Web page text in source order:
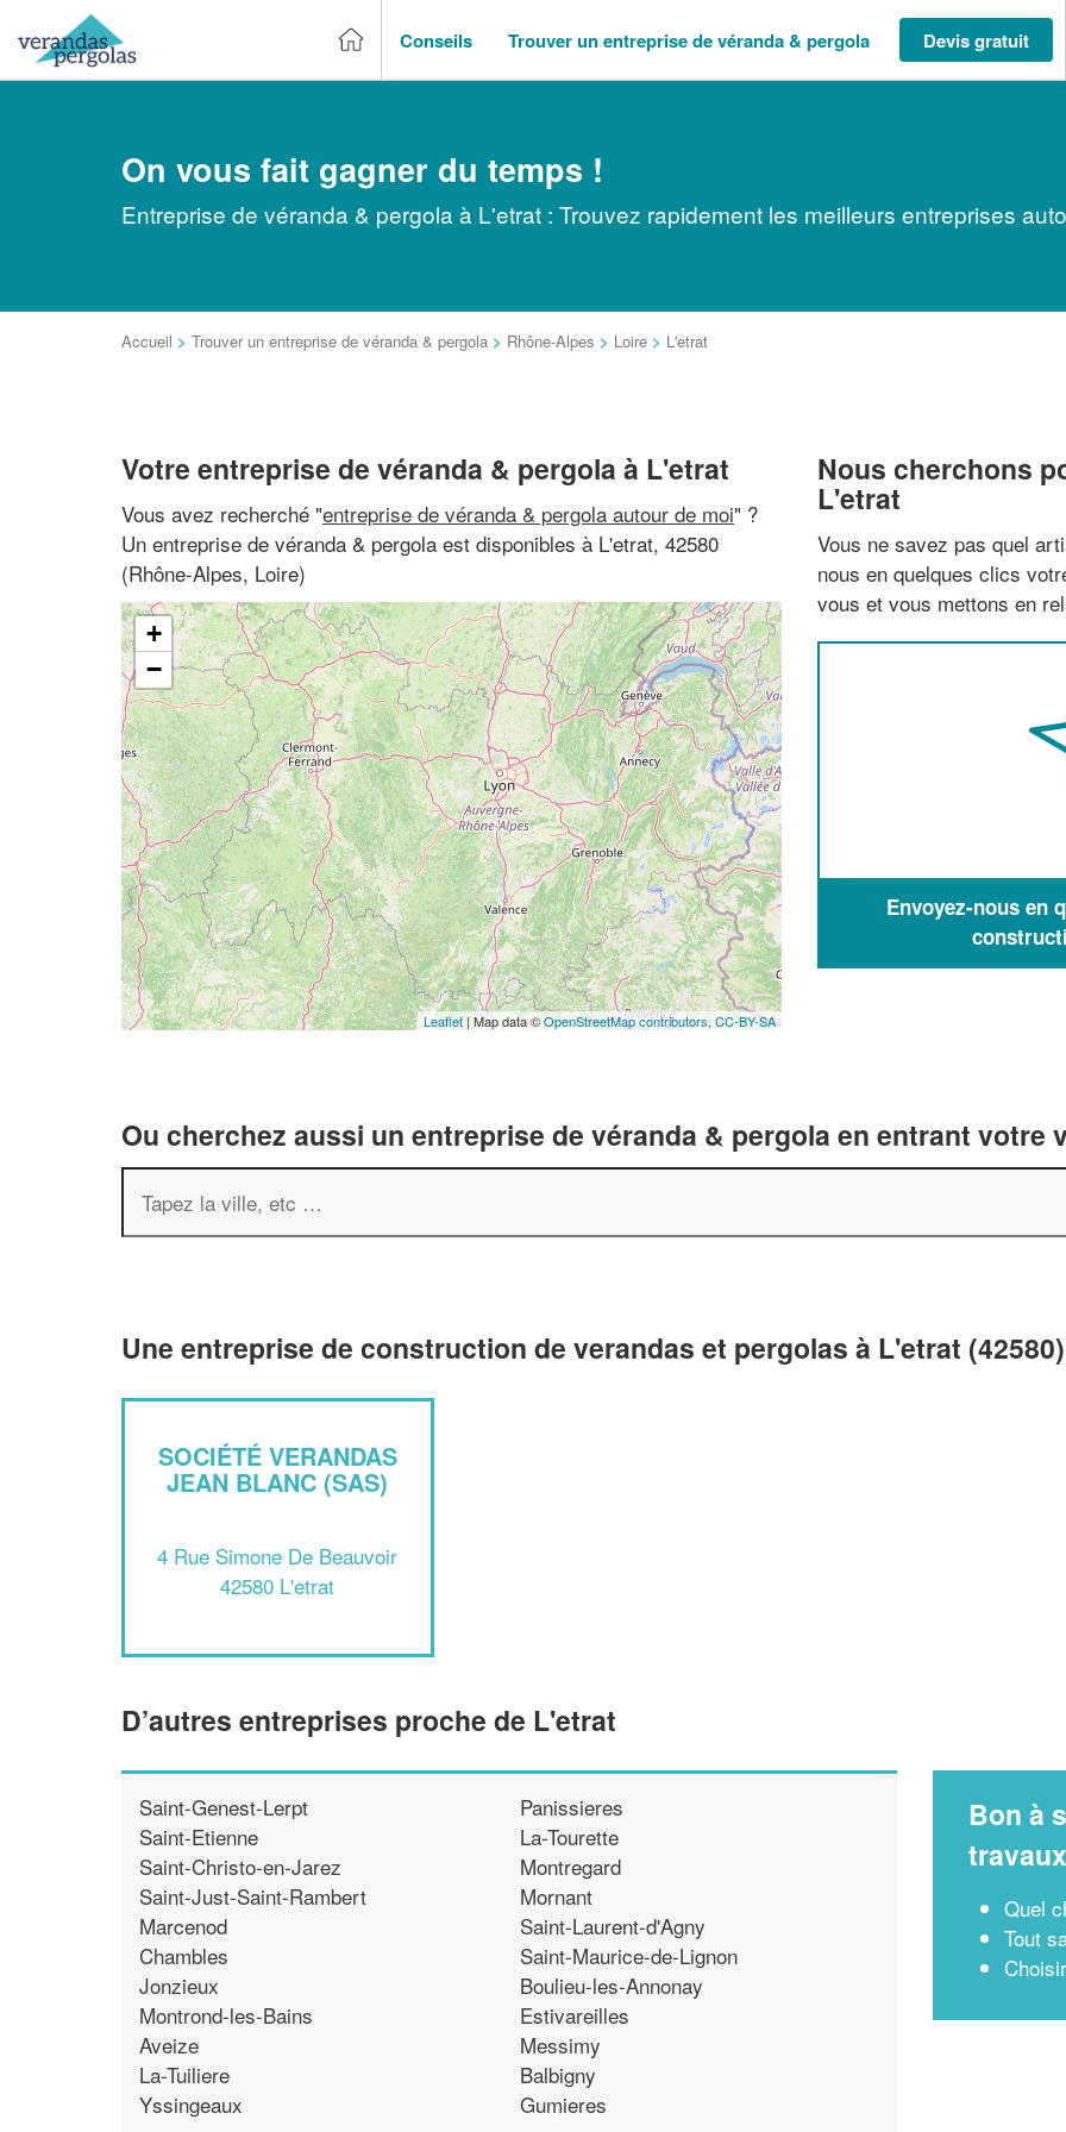
Conseils Trouver un entreprise de véranda & pergola Devis gratuit
On vous fait gagner du temps !
Entreprise de véranda & pergola à L'etrat : Trouvez rapidement les meilleurs entreprises
Accueil > Trouver un entreprise de véranda & pergola > Rhône-Alpes > Loire > L'etrat
Votre entreprise de véranda & pergola à L'etrat
Vous avez recherché "entreprise de véranda & pergola autour de moi" ?
Un entreprise de véranda & pergola est disponibles à L'etrat, 42580
(Rhône-Alpes, Loire)
+
−
Leaflet | Map data ©OpenStreetMap contributors, CC-BY-SA
Nous cherchons
L'etrat
Vous ne savez pas quel
nous en quelques clics
vous et vous mettons en
Envoyez-nous en
Ou cherchez aussi un entreprise de véranda & pergola en entrant
Une entreprise de construction de verandas et pergolas à L'etrat (42580)
SOCIÉTÉ VERANDAS
JEAN BLANC (SAS)
4 Rue Simone De Beauvoir
42580 L'etrat
D’autres entreprises proche de L'etrat
Saint-Genest-Lerpt
Saint-Etienne
Saint-Christo-en-Jarez
Saint-Just-Saint-Rambert
Marcenod
Chambles
Jonzieux
Montrond-les-Bains
Aveize
La-Tuiliere
Yssingeaux
Panissieres
La-Tourette
Montregard
Mornant
Saint-Laurent-d'Agny
Saint-Maurice-de-Lignon
Boulieu-les-Annonay
Estivareilles
Messimy
Balbigny
Gumieres
Bon à
travaux
Quel
Tout